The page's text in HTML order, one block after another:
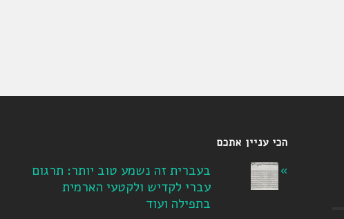
הכי עניין אתכם
בעברית זה נשמע טוב יותר: תרגום
עברי לקדיש ולקטעי הארמית
בתפילה ועוד